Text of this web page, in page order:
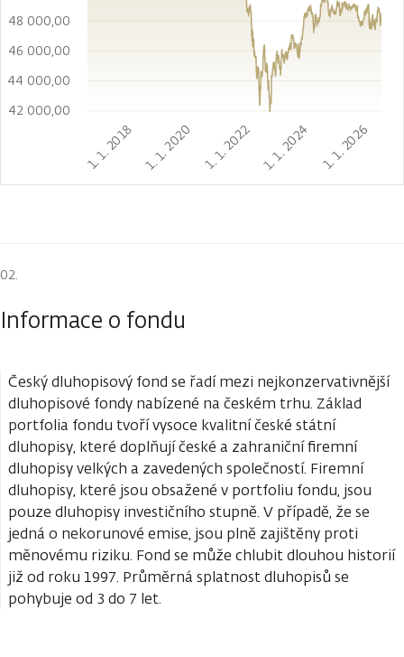
1. 1. 2018 1. 1. 2020 1. 1. 2022 1. 1. 2024 1. 1. 2026
42 000,00
44 000,00
46 000,00
48 000,00
Informace o fondu
Český dluhopisový fond se řadí mezi nejkonzervativnější
dluhopisové fondy nabízené na českém trhu. Základ
portfolia fondu tvoří vysoce kvalitní české státní
dluhopisy, které doplňují české a zahraniční firemní
dluhopisy velkých a zavedených společností. Firemní
dluhopisy, které jsou obsažené v portfoliu fondu, jsou
pouze dluhopisy investičního stupně. V případě, že se
jedná o nekorunové emise, jsou plně zajištěny proti
měnovému riziku. Fond se může chlubit dlouhou historií
již od roku 1997. Průměrná splatnost dluhopisů se
pohybuje od 3 do 7 let.